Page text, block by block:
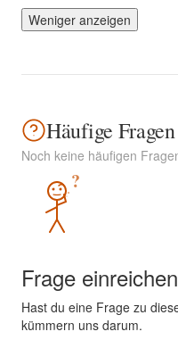
Weniger anzeigen
Häufige Fragen
Noch keine häufigen
?
Frage einreichen
Hast du eine Frage zu
kümmern uns darum.